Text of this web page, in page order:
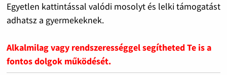
Egyetlen kattintással valódi mosolyt és lelki támogatást
adhatsz a gyermekeknek.
Alkalmilag vagy rendszerességgel segítheted Te is a
fontos dolgok működését.